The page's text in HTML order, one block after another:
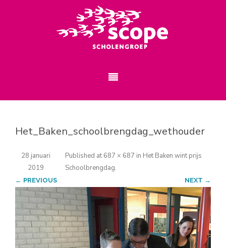
Het_Baken_schoolbrengdag_wethouder
Published
28 januari
2019
at 687 × 687 in Het Baken wint prijs
Schoolbrengdag.
← PREVIOUS NEXT →